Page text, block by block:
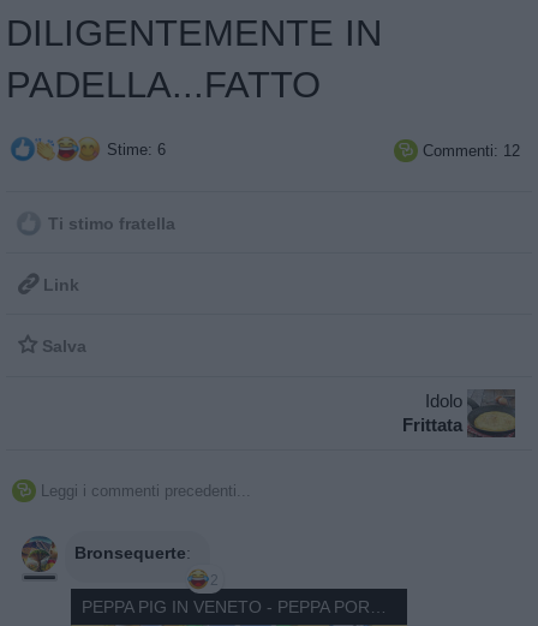
DILIGENTEMENTE IN
PADELLA...FATTO
Stime: 6  Commenti: 12
Ti stimo fratella
 Link
 Salva
Idolo
Frittata
 Leggi i commenti precedenti...
Bronsequerte:
2